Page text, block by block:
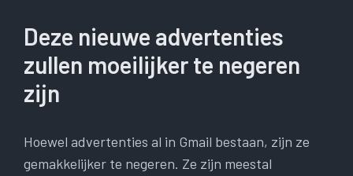
Deze nieuwe advertenties
zullen moeilijker te negeren
zijn
Hoewel advertenties al in Gmail bestaan, zijn ze
gemakkelijker te negeren. Ze zijn meestal